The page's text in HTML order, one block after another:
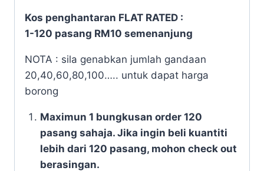
Kos penghantaran FLAT RATED :
1-120 pasang RM10 semenanjung
NOTA : sila genabkan jumlah gandaan
20,40,60,80,100….. untuk dapat harga
borong
Maximun 1 bungkusan order 120
pasang sahaja. Jika ingin beli kuantiti
lebih dari 120 pasang, mohon check out
berasingan.